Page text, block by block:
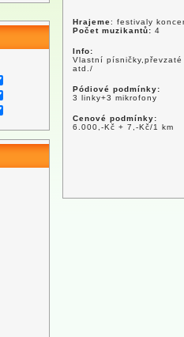
Hrajeme: festivaly
Počet muzikantů: 4
Info:
Vlastní písničky,převzaté
atd./
Pódiové podmínky:
3 linky+3 mikrofony
Cenové podmínky:
6.000,-Kč + 7,-Kč/1 km